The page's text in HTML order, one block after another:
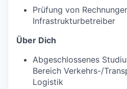
Prüfung von
Infrastrukturbetreiber
Über Dich
Abgeschlossenes
Bereich Verkehrs-/
Logistik